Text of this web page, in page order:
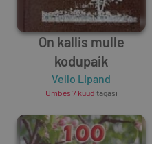
On kallis mulle
kodupaik
Vello Lipand
Umbes 7 kuud tagasi